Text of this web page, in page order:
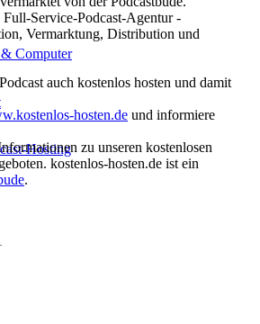
Computer
Hosting
Full-Service-Podcast-Agentur -
Vermarktung, Distribution und
auch kostenlos hosten und damit
hosten.de und informiere
zu unseren kostenlosen
kostenlos-hosten.de ist ein
.